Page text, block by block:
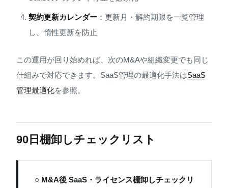
契約更新カレンダー ：更新月・解約期限を一覧管理
し、惰性更新を防止
この運用が回り始めれば、次のM&Aや組織変更でも同じ
仕組みで対応できます。SaaS管理の最適化手法はSaaS
管理最適化を参照。
90日棚卸しチェックリスト
○ M&A後 SaaS・ライセンス棚卸しチェックリ